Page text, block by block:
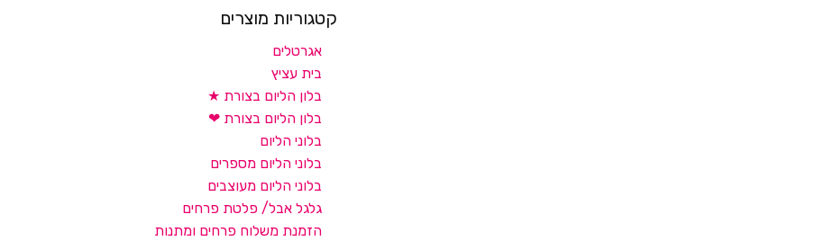
קטגוריות מוצרים
אגרטלים
בית עציץ
בלון הליום בצורת ★
בלון הליום בצורת ❤
בלוני הליום
בלוני הליום מספרים
בלוני הליום מעוצבים
גלגל אבל/ פלטת פרחים
הזמנת משלוח פרחים ומתנות